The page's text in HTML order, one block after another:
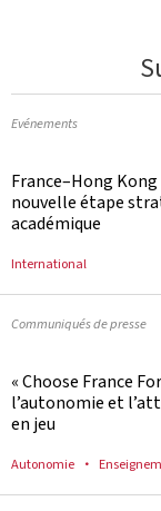
Evénements
France–Hong
nouvelle étape
académique
International
Communiqués de presse
« Choose France
l’autonomie et
en jeu
Autonomie